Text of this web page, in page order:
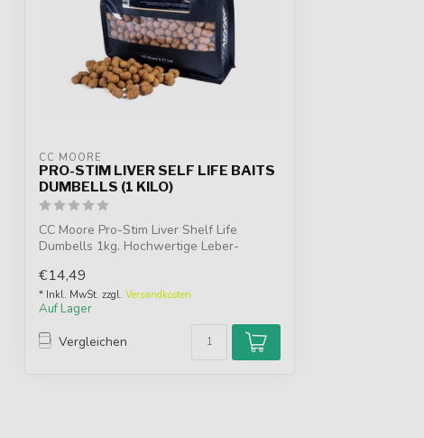
CC MOORE
PRO-STIM LIVER SELF LIFE BAITS
DUMBELLS (1 KILO)
CC Moore Pro-Stim Liver Shelf Life
Dumbells 1kg. Hochwertige Leber-
€14,49
* Inkl. MwSt. zzgl. Versandkosten
Auf Lager
Vergleichen